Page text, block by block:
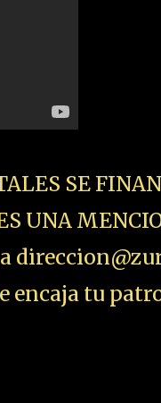
SE
UNA
a
encaja tu